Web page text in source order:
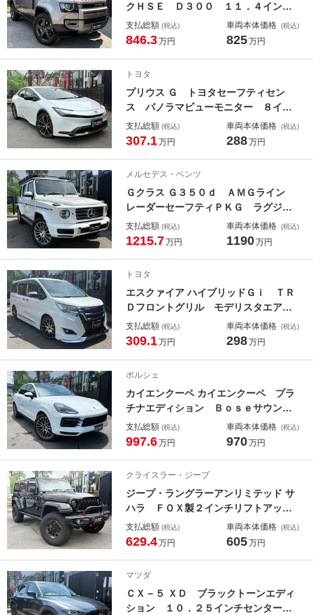
クＨＳＥ Ｄ３００ １１．４インチ
ナビ スライディングパノラマルー
フ マトリクスＬＥＤヘッドライト
ーター＆エアコン Ｍｅｒｉｄｉａｎ
ｎサウンドシステム
支払総額 (税込)
846.3万円
車両本体価格 (税込)
825万円
トヨタ
プリウス Ｇ トヨタセーフティセン
ス パノラマビューモニター ８イン
チディスプレイ フルセグ オートハ
イビーム シートヒーター ブライン
支払総額 (税込)
307.1万円
車両本体価格 (税込)
288万円
メルセデス・ベンツ
Ｇクラス Ｇ３５０ｄ ＡＭＧライン
レーダーセーフティＰＫＧ ラグジュ
アリーＰＫＧ ルーフキャリー アダ
プティブダンピングＳ ガラススライ
インチＡＷ ＥＴＣ２．０
支払総額 (税込)
1215.7万円
車両本体価格 (税込)
1190万円
トヨタ
エスクァイア ハイブリッドＧｉ ＴＲ
Ｄフロントグリル モデリスタエアロ
（Ｆ・Ｓ・Ｒ） レッドキャリパー
１８インチホイール ブリッツ製車高
ス バックカメラ ＥＴＣ
支払総額 (税込)
309.1万円
車両本体価格 (税込)
298万円
ポルシェ
カイエンクーペ カイエンクーペ プラ
チナエディション Ｂｏｓｅサウンド
システム スポーツクロノ １４ｗａ
ｙ電動シート アダプティブエアサス
アＰＫＧ アンビエントライト ＥＴ
Ｃ２．０
支払総額 (税込)
997.6万円
車両本体価格 (税込)
970万円
クライスラー・ジープ
ジープ・ラングラーアンリミテッド サ
ハラ ＦＯＸ製２インチリフトアップ
キット オープンソフトトップ Ｓ＆
Ｂ製エアインテーク 社外前後バンパ
ブ 前後ドラレコ ＥＴＣ２．０
支払総額 (税込)
629.4万円
車両本体価格 (税込)
605万円
マツダ
ＣＸ－５ ＸＤ ブラックトーンエディ
ション １０．２５インチセンターデ